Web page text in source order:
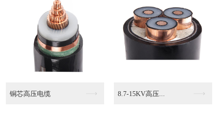
KVVP2 4503... KVVP2-22 4...